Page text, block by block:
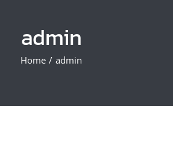
admin
Home / admin